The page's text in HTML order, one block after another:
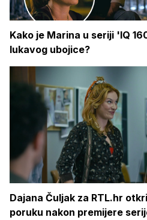
Kako je Marina u seriji 'IQ
lukavog ubojice?
Dajana Čuljak za RTL.hr
poruku nakon premijere